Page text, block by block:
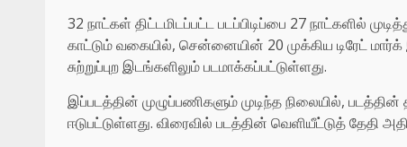
32 நாட்கள் திட்டமிடப்பட்ட படப்பிடிப்பை 27 நாட்களில்
காட்டும் வகையில், சென்னையின் 20 முக்கிய டிரேட்
சுற்றுப்புற இடங்களிலும் படமாக்கப்பட்டுள்ளது.
இப்படத்தின் முழுப்பணிகளும் முடிந்த நிலையில்,
ஈடுபட்டுள்ளது. விரைவில் படத்தின் வெளியீட்டுத் தேதி